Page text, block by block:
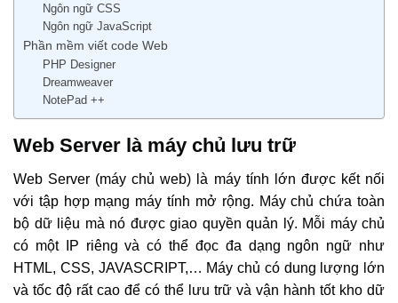
Ngôn ngữ CSS
Ngôn ngữ JavaScript
Phần mềm viết code Web
PHP Designer
Dreamweaver
NotePad ++
Web Server là máy chủ lưu trữ
Web Server (máy chủ web) là máy tính lớn được kết nối
với tập hợp mạng máy tính mở rộng. Máy chủ chứa toàn
bộ dữ liệu mà nó được giao quyền quản lý. Mỗi máy chủ
có một IP riêng và có thể đọc đa dạng ngôn ngữ như
HTML, CSS, JAVASCRIPT,… Máy chủ có dung lượng lớn
và tốc độ rất cao để có thể lưu trữ và vận hành tốt kho dữ